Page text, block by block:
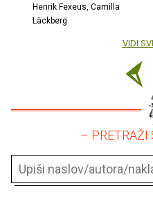
Henrik Fexeus, Camilla
Läckberg
VIDI
– PRETRAŽI